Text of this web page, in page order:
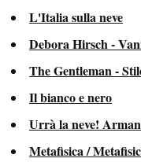
L'Italia sulla neve
Debora Hirsch -
The Gentleman -
Il bianco e nero
Urrà la neve!
Metafisica /